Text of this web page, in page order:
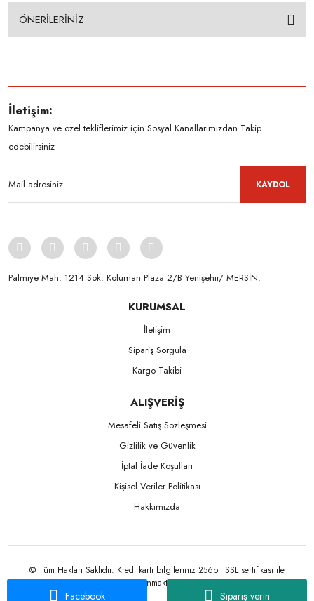
Sipariş verin
Facebook
ÖNERİLERİNİZ
İletişim:
Kampanya ve özel tekliflerimiz için Sosyal Kanallarımızdan Takip
edebilirsiniz
KAYDOL
Palmiye Mah. 1214 Sok. Koluman Plaza 2/B Yenişehir/ MERSİN.ㅤㅤㅤㅤㅤㅤㅤㅤㅤㅤㅤㅤㅤㅤㅤㅤㅤㅤㅤㅤㅤㅤㅤㅤㅤㅤㅤㅤㅤㅤㅤㅤㅤㅤㅤ ㅤㅤㅤㅤㅤㅤㅤㅤㅤㅤ
KURUMSAL
İletişim
Sipariş Sorgula
Kargo Takibi
ALIŞVERİŞ
Mesafeli Satış Sözleşmesi
Gizlilik ve Güvenlik
İptal İade Koşullari
Kişisel Veriler Politikası
Hakkımızda
© Tüm Hakları Saklıdır. Kredi kartı bilgileriniz 256bit SSL sertifikası ile
korunmaktadır.